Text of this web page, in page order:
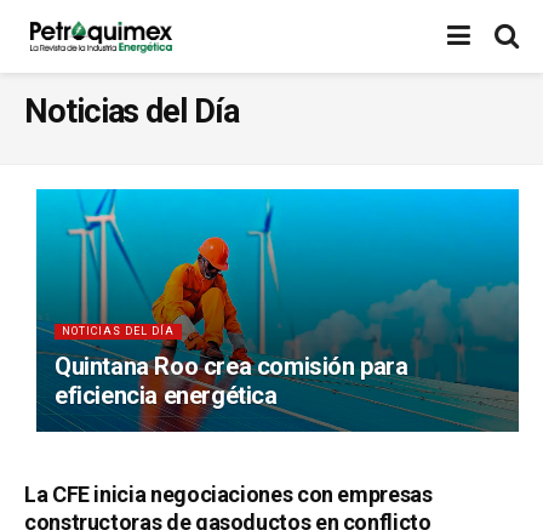
Noticias del Día
NOTICIAS DEL DÍA
Quintana Roo crea comisión para
eficiencia energética
La CFE inicia negociaciones con empresas
constructoras de gasoductos en conflicto